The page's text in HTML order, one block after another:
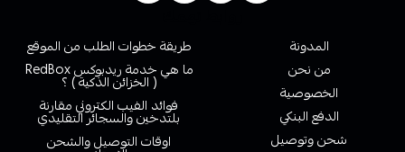
المدونة
من نحن
الخصوصية
الدفع البنكي
شحن وتوصيل
طريقة خطوات الطلب من الموقع
ما هي خدمة ريدبوكس RedBox
( الخزائن الذكية ) ؟
فوائد الفيب الكتروني مقارنة
بلتدخين والسجائر التقليدي
اوقات التوصيل والشحن